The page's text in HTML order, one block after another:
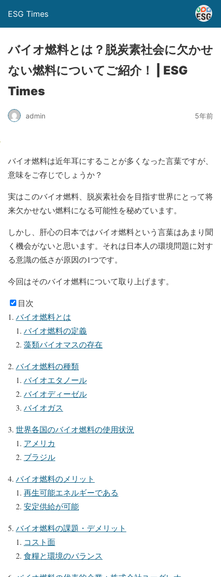
ESG Times
バイオ燃料とは？脱炭素社会に欠かせ
ない燃料についてご紹介！ | ESG
Times
admin 5年前
バイオ燃料は近年耳にすることが多くなった言葉ですが、
意味をご存じでしょうか？
実はこのバイオ燃料、 脱炭素社会を目指す世界にとって将
来欠かせない燃料になる可能性を秘めています。
しかし、肝心の日本ではバイオ燃料という言葉はあまり聞
く機会がないと思います。それは日本人の環境問題に対す
る意識の低さが原因の1つです。
今回はそのバイオ燃料について取り上げます。
目次
バイオ燃料とは
バイオ燃料の定義
藻類バイオマスの存在
バイオ燃料の種類
バイオエタノール
バイオディーゼル
バイオガス
世界各国のバイオ燃料の使用状況
アメリカ
ブラジル
バイオ燃料のメリット
再生可能エネルギーである
安定供給が可能
バイオ燃料の課題・デメリット
コスト面
食糧と環境のバランス